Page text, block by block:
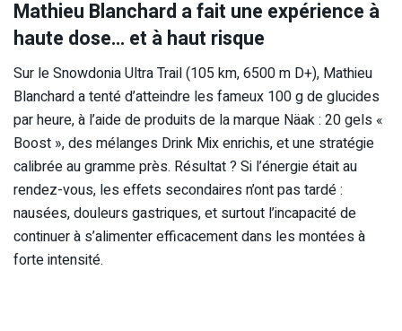
Mathieu Blanchard a fait une expérience à
haute dose… et à haut risque
Sur le Snowdonia Ultra Trail (105 km, 6500 m D+), Mathieu
Blanchard a tenté d’atteindre les fameux 100 g de glucides
par heure, à l’aide de produits de la marque Näak : 20 gels «
Boost », des mélanges Drink Mix enrichis, et une stratégie
calibrée au gramme près. Résultat ? Si l’énergie était au
rendez-vous, les effets secondaires n’ont pas tardé :
nausées, douleurs gastriques, et surtout l’incapacité de
continuer à s’alimenter efficacement dans les montées à
forte intensité.